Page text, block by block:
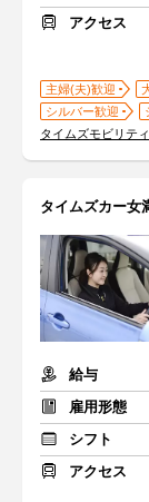
アクセス
主婦(夫)歓迎
シルバー歓迎
タイムズモビリテ
タイムズカー女
給与
雇用形態
シフト
アクセス